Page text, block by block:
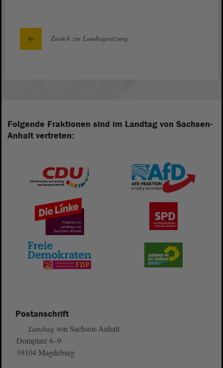
Zurück zur Landtagssitzung
Folgende Fraktionen sind im Landtag von Sachsen-
Anhalt vertreten:
Postanschrift
Landtag von Sachsen-Anhalt
Domplatz 6–9
39104 Magdeburg